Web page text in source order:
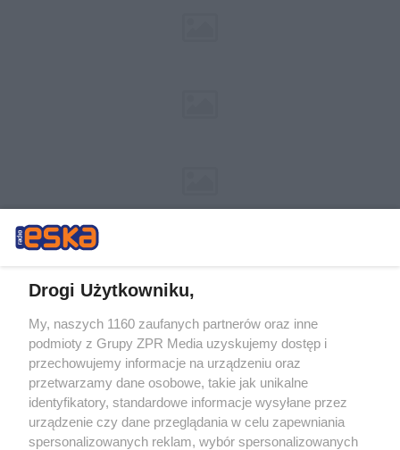
Żaden utwór zamieszczony w serwisie nie może być powielany i
rozpowszechniany lub dalej rozpowszechniany w jakikolwiek sposób (w
tym także elektroniczny lub mechaniczny) na jakimkolwiek polu
eksploatacji w jakiejkolwiek formie, włącznie z umieszczaniem w
Internecie bez pisemnej zgody właściciela praw. Jakiekolwiek użycie lub
wykorzystanie utworów w całości lub w części z naruszeniem prawa,
tzn. bez właściwej zgody, jest zabronione pod groźbą kary i może być
ścigane prawnie.
Drogi Użytkowniku,
My, naszych 1160 zaufanych partnerów oraz inne
podmioty z Grupy ZPR Media uzyskujemy dostęp i
przechowujemy informacje na urządzeniu oraz
przetwarzamy dane osobowe, takie jak unikalne
identyfikatory, standardowe informacje wysyłane przez
urządzenie czy dane przeglądania w celu zapewniania
spersonalizowanych reklam, wybór spersonalizowanych